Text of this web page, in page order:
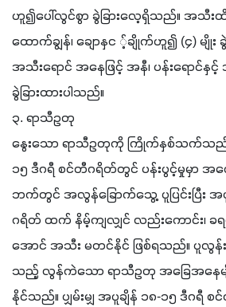
ဟူ၍ပေါ်လွင်စွာ ခွဲခြားလေ့ရှိသည်။ အသီး
ထောက်ချွန်၊ ချောနှင ့်ချိုက်ဟူ၍ (၄) မျိုး ခွဲ
အသီးရောင် အနေဖြင့် အနီ၊ ပန်းရောင်နှ
ခွဲခြားထားပါသည်။
၃. ရာသီဥတု
နွေးသော ရာသီဥတုကို ကြိုက်နှစ်သက်သည်။
၁၅ ဒီဂရီ စင်တီဂရိတ်တွင် ပန်းပွင့်မှုမှာ အ
ဘက်တွင် အလွန်ခြောက်သွေ့ ပူပြင်းပြီး အ
ဂရိတ် ထက် နိမ့်ကျလျှင် လည်းကောင်း၊ ခရမ်း
အောင် အသီး မတင်နိုင် ဖြစ်ရသည်။ ပူလွန်းခ
သည့် လွန်ကဲသော ရာသီဥတု အခြေအနေ
နိုင်သည်။ ပျှမ်းမျှ အပူချိန် ၁၈-၁၅ ဒီဂရီ